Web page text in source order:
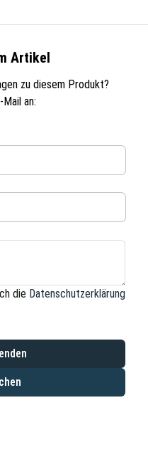
Artikel
zu diesem Produkt?
an:
die Datenschutzerklärung